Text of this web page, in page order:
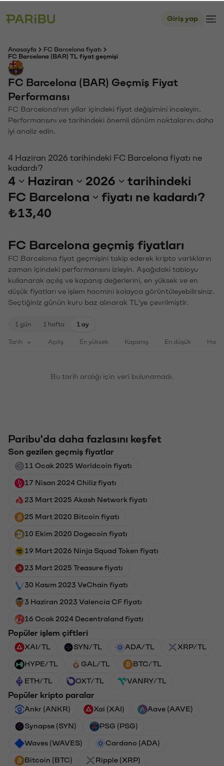
Giriş yap
Anasayfa
FC Barcelona fiyatı
FC Barcelona (BAR) TL fiyat geçmişi
FC Barcelona (BAR) Geçmiş Fiyat
Performansı
FC Barcelona'nın yıllar içindeki fiyat değişimini inceleyin.
Performansını ve tarihindeki önemli dönüm noktalarını daha
iyi analiz edin.
4 Haziran 2026 tarihindeki FC Barcelona fiyatı ne
kadardı?
4 Haziran 2026
tarihindeki
FC Barcelona
fiyatı ne kadardı?
₺13,40
FC Barcelona geçmiş fiyatları
FC Barcelona fiyat geçmişini takip ederek kripto varlıkların
zaman içindeki performansını izleyin. Aşağıdaki tabloyu
kullanarak açılış ve kapanış değerlerini, en yüksek ve en
düşük fiyatları ve işlem hacmini kolayca görüntüleyebilirsiniz.
Seçtiğiniz günün kuru baz alınarak TL'ye çevrilmiştir.
1 gün 1 hafta 1 ay
Tarih Açılış En yüksek Kapanış En düşük
Bu tarih aralığı için veri bulunamadı.
Paribu'da daha fazlasını keşfet
Son gezilen geçmiş fiyatlar
11 Ocak 2025 Worldcoin fiyatı
17 Nisan 2024 Chiliz fiyatı
23 Mart 2025 Akash Network fiyatı
25 Mart 2020 Bitcoin fiyatı
10 Ekim 2020 Dogecoin fiyatı
19 Mart 2026 Ninja Squad Token fiyatı
23 Mart 2025 Treasure fiyatı
30 Kasım 2023 VeChain fiyatı
3 Haziran 2023 Valencia CF fiyatı
16 Ocak 2024 Decentraland fiyatı
Popüler işlem çiftleri
XAI/TL SYN/TL ADA/TL XRP/TL
HYPE/TL GAL/TL BTC/TL
ETH/TL OXT/TL VANRY/TL
Popüler kripto paralar
Ankr (ANKR) Xai (XAI) Aave (AAVE)
Synapse (SYN) PSG (PSG)
Waves (WAVES) Cardano (ADA)
Bitcoin (BTC) Ripple (XRP)